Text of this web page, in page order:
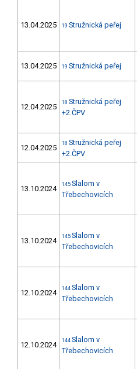
13.04.2025 19 Stružnická peřej
13.04.2025 19 Stružnická peřej
12.04.2025 18 Stružnická peřej
+2.ČPV
12.04.2025 18 Stružnická peřej
+2.ČPV
13.10.2024 145 Slalom v
Třebechovicích
13.10.2024 145 Slalom v
Třebechovicích
12.10.2024 144 Slalom v
Třebechovicích
12.10.2024 144 Slalom v
Třebechovicích